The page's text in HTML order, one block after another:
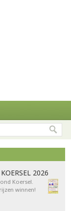
2026
Koersel.
winnen!